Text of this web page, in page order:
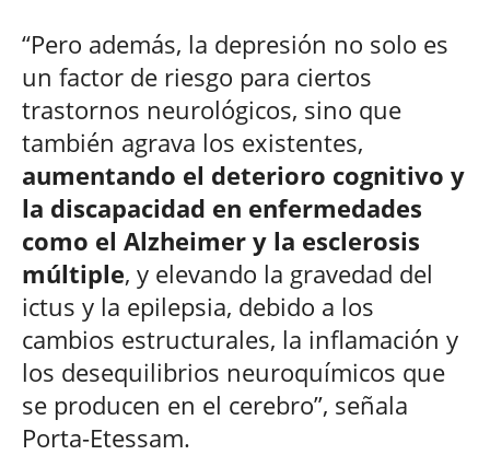
“Pero además, la depresión no solo es
un factor de riesgo para ciertos
trastornos neurológicos, sino que
también agrava los existentes,
aumentando el deterioro cognitivo y
la discapacidad en enfermedades
como el Alzheimer y la esclerosis
múltiple, y elevando la gravedad del
ictus y la epilepsia, debido a los
cambios estructurales, la inflamación y
los desequilibrios neuroquímicos que
se producen en el cerebro”, señala
Porta-Etessam.